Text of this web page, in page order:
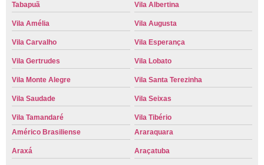
Tabapuã Vila Albertina
Vila Amélia Vila Augusta
Vila Carvalho Vila Esperança
Vila Gertrudes Vila Lobato
Vila Monte Alegre Vila Santa Terezinha
Vila Saudade Vila Seixas
Vila Tamandaré
Vila Tibério
Américo Brasiliense
Araraquara
Araxá Araçatuba